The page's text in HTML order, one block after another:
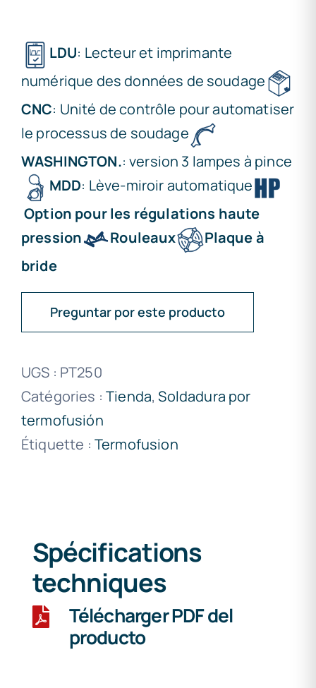
LDU: Lecteur et imprimante
numérique des données de soudage
CNC: Unité de contrôle pour automatiser
le processus de soudage
WASHINGTON.: version 3 lampes à pince
MDD: Lève-miroir automatique
Option pour les régulations haute
pression
Rouleaux
Plaque à
bride
Preguntar por este producto
UGS : PT250
Catégories :Tienda,Soldadura por
termofusión
Étiquette : Termofusion
Spécifications
techniques
Télécharger PDF del
producto